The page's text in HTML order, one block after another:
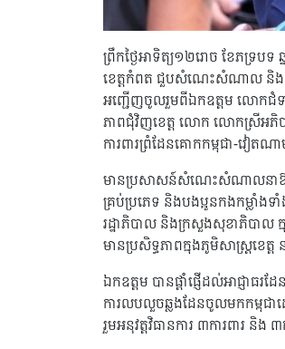
ព្រឹកថ្ងៃអាទិត្យ១២រោច ខែភទ្រប
ខេត្តកំពត ជួបសំណេះសំណាល និងសួរ
អញ្ជើញចូលរួមពីឯកឧត្តម លោកជំទ
ភាពជុំវិញខេត្ត លោក លោកស្រីអភិ
ការពារព្រំដែនគោកកម្ពុជា-វៀត
មានប្រសាសន៍សំណេះសំណាលនាឱកាស
គ្រប់ប្រភេទ និងបងប្អូនកងកម្លាំង
រដ្ឋាភិបាល និងក្រសួងសុខាភិបាល ក្
មានប្រសិទ្ធភាពក្នុងភូមិសាស្ត្រខេត្
ឯកឧត្តម បានផ្តាំផ្ញើដល់អាជ្ញាធ
ការលបលួចឆ្លងដែនចូលមកកម្ពុជា
រួមអនុវត្តវិធានការ ៣ការពារ